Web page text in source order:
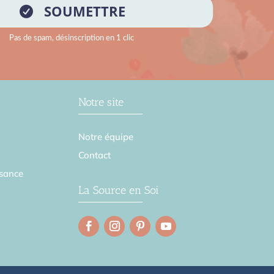
Notre site
Notre équipe
Contact
La Source en Soi